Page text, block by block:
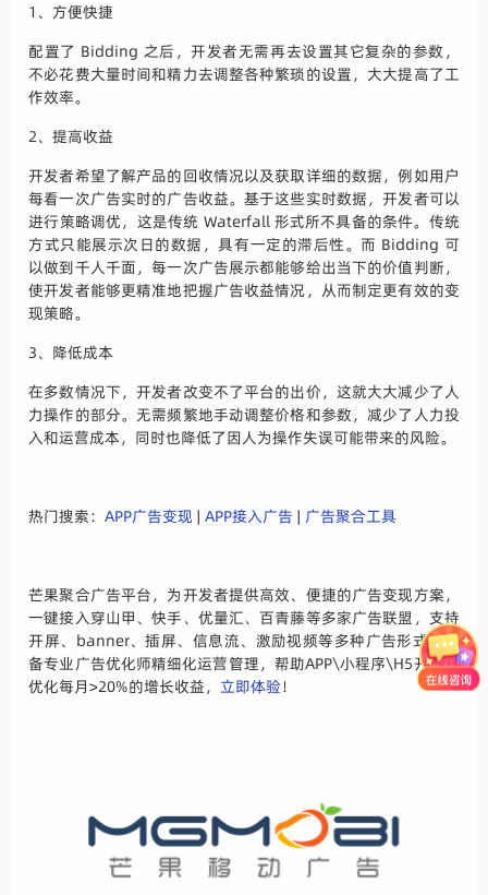
1、方便快捷
配置了 Bidding 之后，开发者无需再去设置其它复杂的参数，
不必花费大量时间和精力去调整各种繁琐的设置，大大提高了工
作效率。
2、提高收益
开发者希望了解产品的回收情况以及获取详细的数据，例如用户
每看一次广告实时的广告收益。基于这些实时数据，开发者可以
进行策略调优，这是传统 Waterfall 形式所不具备的条件。传统
方式只能展示次日的数据，具有一定的滞后性。而 Bidding 可
以做到千人千面，每一次广告展示都能够给出当下的价值判断，
使开发者能够更精准地把握广告收益情况，从而制定更有效的变
现策略。
3、降低成本
在多数情况下，开发者改变不了平台的出价，这就大大减少了人
力操作的部分。无需频繁地手动调整价格和参数，减少了人力投
入和运营成本，同时也降低了因人为操作失误可能带来的风险。
热门搜索：APP广告变现 |APP接入广告 |广告聚合工具
芒果聚合广告平台，为开发者提供高效、便捷的广告变现方案，
一键接入穿山甲、快手、优量汇、百青藤等多家广告联盟，支持
开屏、banner、插屏、信息流、激励视频等多种广告形式，配
备专业广告优化师精细化运营管理，帮助APP\小程序\H5开发者
优化每月>20%的增长收益， 立即体验！